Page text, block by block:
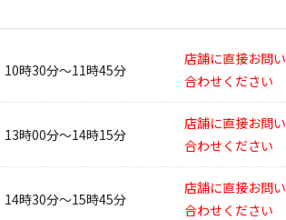
10時30分～11時45分
店舗に直接お問い
合わせください
13時00分～14時15分
店舗に直接お問い
合わせください
14時30分～15時45分
店舗に直接お問い
合わせください